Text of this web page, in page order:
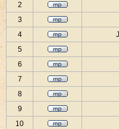
2
3
4
5
6
7
8
9
10